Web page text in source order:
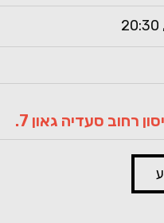
רחוב סעדיה גאון 7.